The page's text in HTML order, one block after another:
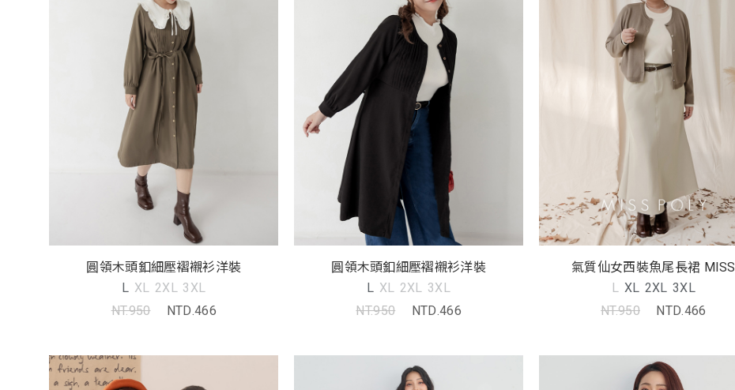
圓領木頭釦細壓褶襯衫洋裝
L XL 2XL 3XL
NT.950
NTD.466
圓領木頭釦細壓褶襯衫洋裝
L XL 2XL 3XL
NT.950
NTD.466
氣質仙女西裝魚尾長裙 MISS
L XL 2XL 3XL
NT.950
NTD.466